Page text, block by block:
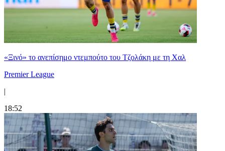
«Ξινό» το ανεπίσημο ντεμπούτο του Τζολάκη με τη Χαλ
Premier League
|
18:52